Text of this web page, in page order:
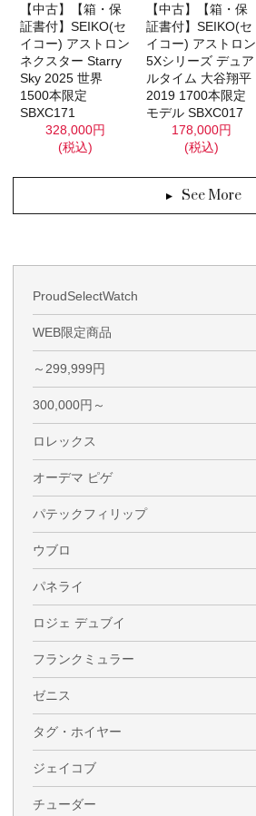
【中古】【箱・保
証書付】SEIKO(セ
イコー) アストロン
ネクスター Starry
Sky 2025 世界
1500本限定
SBXC171
328,000円
(税込)
【中古】【箱・保
証書付】SEIKO(セ
イコー) アストロン
5Xシリーズ デュア
ルタイム 大谷翔平
2019 1700本限定
モデル SBXC017
178,000円
(税込)
See More
ProudSelectWatch
WEB限定商品
～299,999円
300,000円～
ロレックス
オーデマ ピゲ
パテックフィリップ
ウブロ
パネライ
ロジェ デュブイ
フランクミュラー
ゼニス
タグ・ホイヤー
ジェイコブ
チューダー